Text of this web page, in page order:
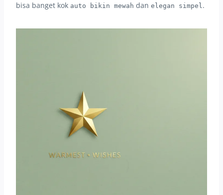
bisa banget kok auto bikin mewah dan elegan simpel.